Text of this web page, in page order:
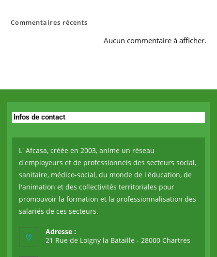
Commentaires récents
Aucun commentaire à afficher.
Infos de contact
L' Afcasa, créée en 2003, anime un réseau
d'employeurs et de professionnels des secteurs social,
sanitaire, médico-social, du monde de l'éducation, de
l'animation et des collectivités territoriales pour
promouvoir la formation et la professionnalisation des
salariés de ces secteurs.
Adresse :
21 Rue de Loigny la Bataille - 28000 Chartres